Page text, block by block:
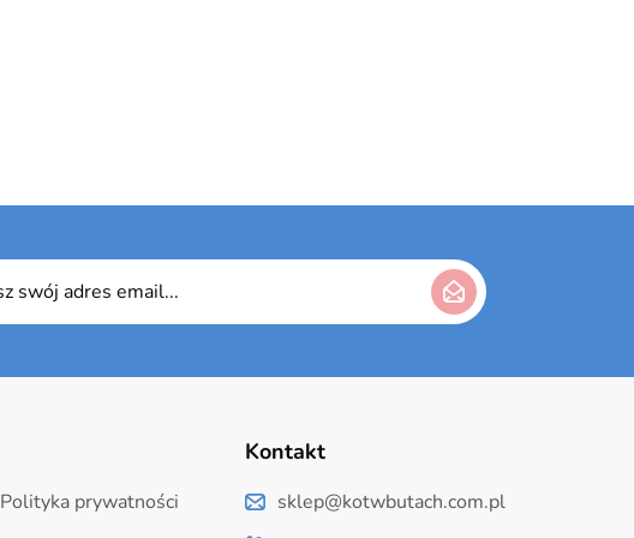
Polityka prywatności
Kontakt
sklep@kotwbutach.com.pl